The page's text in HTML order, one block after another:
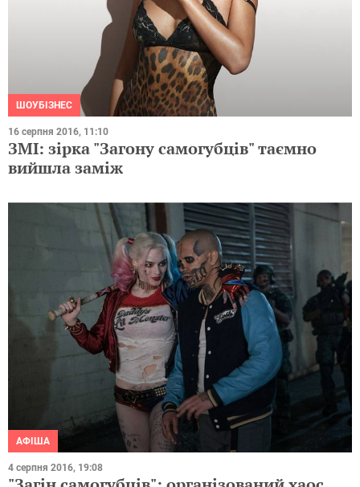
ШОУБІЗНЕС
16 серпня 2016, 11:10
ЗМІ: зірка "Загону самогубців" таємно
вийшла заміж
АФІША
4 серпня 2016, 19:08